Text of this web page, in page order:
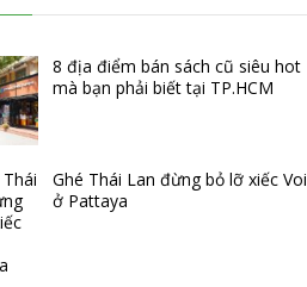
8 địa điểm bán sách cũ siêu hot
mà bạn phải biết tại TP.HCM
Ghé Thái Lan đừng bỏ lỡ xiếc Voi
ở Pattaya